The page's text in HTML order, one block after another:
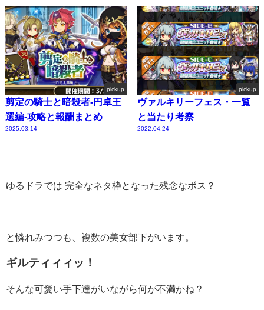
pickup
剪定の騎士と暗殺者-円卓王
選編-攻略と報酬まとめ
2025.03.14
pickup
ヴァルキリーフェス・一覧
と当たり考察
2022.04.24
ゆるドラでは 完全なネタ枠となった残念なボス？
と憐れみつつも、複数の美女部下がいます。
ギルティィィッ！
そんな可愛い手下達がいながら何が不満かね？